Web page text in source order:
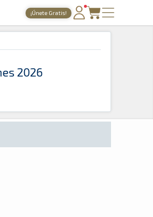
¡Únete Gratis!
PORTADA
TIEMPOS ONLINE
GALERÍAS
ARCHIVO
2026